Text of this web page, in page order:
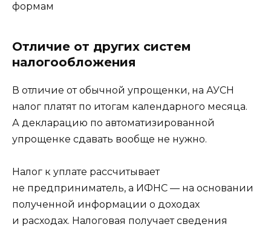
формам
Отличие от других систем
налогообложения
В отличие от обычной упрощенки, на АУСН
налог платят по итогам календарного месяца.
А декларацию по автоматизированной
упрощенке сдавать вообще не нужно.
Налог к уплате рассчитывает
не предприниматель, а ИФНС — на основании
полученной информации о доходах
и расходах. Налоговая получает сведения